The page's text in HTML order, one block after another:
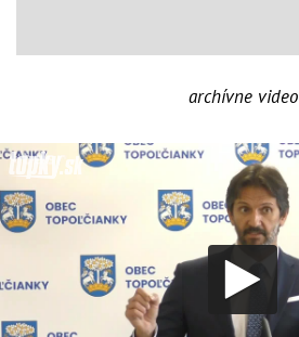
archívne video